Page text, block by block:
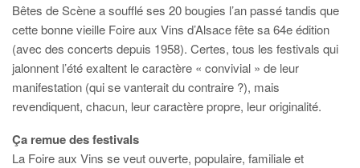
Bêtes de Scène a soufflé ses 20 bougies l’an passé tandis que
cette bonne vieille Foire aux Vins d’Alsace fête sa 64e édition
(avec des concerts depuis 1958). Certes, tous les festivals qui
jalonnent l’été exaltent le caractère « convivial » de leur
manifestation (qui se vanterait du contraire ?), mais
revendiquent, chacun, leur caractère propre, leur originalité.
Ça remue des festivals
La Foire aux Vins se veut ouverte, populaire, familiale et